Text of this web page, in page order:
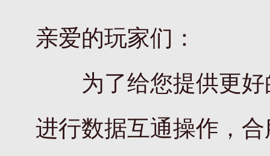
亲爱的玩家们：
为了给您提供更好
进行数据互通操作，